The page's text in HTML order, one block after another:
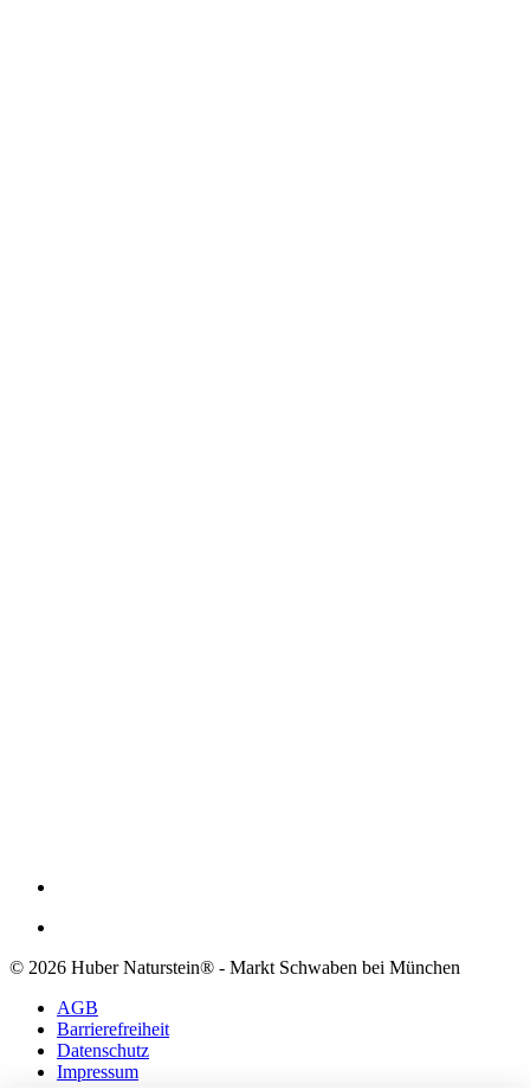
© 2026 Huber Naturstein® - Markt Schwaben bei München
AGB
Barrierefreiheit
Datenschutz
Impressum